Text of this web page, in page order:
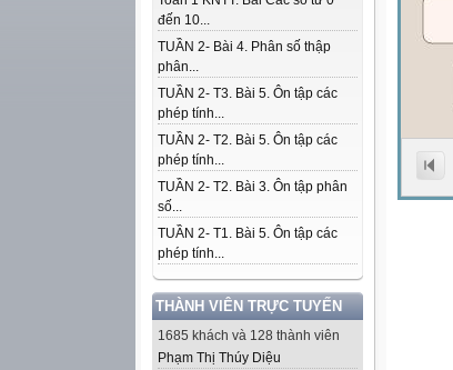
đến 10...
TUẦN 2- Bài 4. Phân số thập
phân...
TUẦN 2- T3. Bài 5. Ôn tập các
phép tính...
TUẦN 2- T2. Bài 5. Ôn tập các
phép tính...
TUẦN 2- T2. Bài 3. Ôn tập phân
số...
TUẦN 2- T1. Bài 5. Ôn tập các
phép tính...
THÀNH VIÊN TRỰC TUYẾN
1685 khách và 128 thành viên
Phạm Thị Thúy Diệu